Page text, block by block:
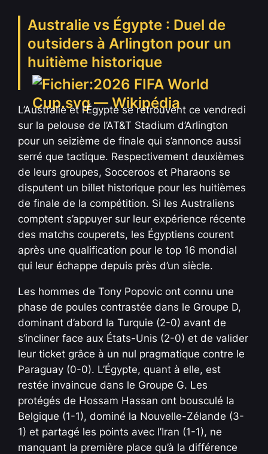
Australie vs Égypte : Duel de
outsiders à Arlington pour un
huitième historique
L’Australie et l’Égypte se retrouvent ce vendredi
sur la pelouse de l’AT&T Stadium d’Arlington
pour un seizième de finale qui s’annonce aussi
serré que tactique. Respectivement deuxièmes
de leurs groupes, Socceroos et Pharaons se
disputent un billet historique pour les huitièmes
de finale de la compétition. Si les Australiens
comptent s’appuyer sur leur expérience récente
des matchs couperets, les Égyptiens courent
après une qualification pour le top 16 mondial
qui leur échappe depuis près d’un siècle.
Les hommes de Tony Popovic ont connu une
phase de poules contrastée dans le Groupe D,
dominant d’abord la Turquie (2-0) avant de
s’incliner face aux États-Unis (2-0) et de valider
leur ticket grâce à un nul pragmatique contre le
Paraguay (0-0). L’Égypte, quant à elle, est
restée invaincue dans le Groupe G. Les
protégés de Hossam Hassan ont bousculé la
Belgique (1-1), dominé la Nouvelle-Zélande (3-
1) et partagé les points avec l’Iran (1-1), ne
manquant la première place qu’à la différence